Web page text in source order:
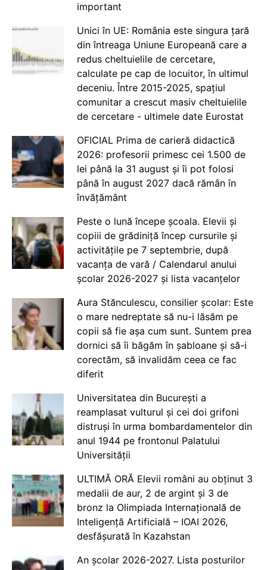
important
Unici în UE: România este singura țară
din întreaga Uniune Europeană care a
redus cheltuielile de cercetare,
calculate pe cap de locuitor, în ultimul
deceniu. Între 2015-2025, spațiul
comunitar a crescut masiv cheltuielile
de cercetare - ultimele date Eurostat
OFICIAL Prima de carieră didactică
2026: profesorii primesc cei 1.500 de
lei până la 31 august și îi pot folosi
până în august 2027 dacă rămân în
învățământ
Peste o lună începe școala. Elevii și
copiii de grădiniță încep cursurile și
activitățile pe 7 septembrie, după
vacanța de vară / Calendarul anului
școlar 2026-2027 și lista vacanțelor
Aura Stănculescu, consilier școlar: Este
o mare nedreptate să nu-i lăsăm pe
copii să fie așa cum sunt. Suntem prea
dornici să îi băgăm în șabloane și să-i
corectăm, să invalidăm ceea ce fac
diferit
Universitatea din București a
reamplasat vulturul și cei doi grifoni
distruși în urma bombardamentelor din
anul 1944 pe frontonul Palatului
Universității
ULTIMĂ ORĂ Elevii români au obținut 3
medalii de aur, 2 de argint și 3 de
bronz la Olimpiada Internațională de
Inteligență Artificială – IOAI 2026,
desfășurată în Kazahstan
An școlar 2026-2027. Lista posturilor